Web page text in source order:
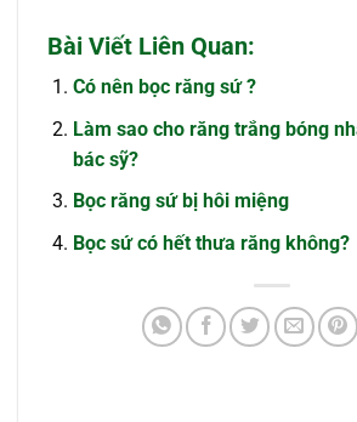
Bài Viết Liên Quan:
Có nên bọc răng sứ ?
Làm sao cho răng trắng bóng
bác sỹ?
Bọc răng sứ bị hôi miệng
Bọc sứ có hết thưa răng không?